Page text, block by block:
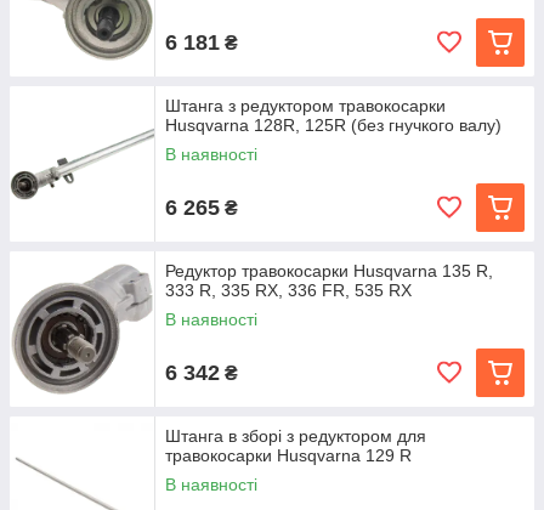
6 181 ₴
Штанга з редуктором травокосарки
Husqvarna 128R, 125R (без гнучкого валу)
В наявності
6 265 ₴
Редуктор травокосарки Husqvarna 135 R,
333 R, 335 RX, 336 FR, 535 RX
В наявності
6 342 ₴
Штанга в зборі з редуктором для
травокосарки Husqvarna 129 R
В наявності